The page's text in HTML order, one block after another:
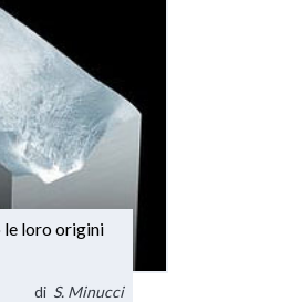
le loro origini
di S. Minucci